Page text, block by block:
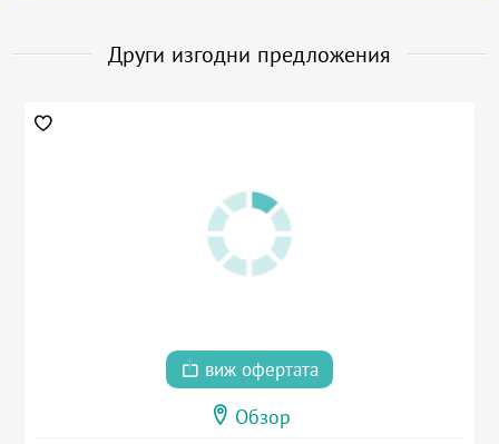
Други изгодни предложения
виж офертата
Обзор